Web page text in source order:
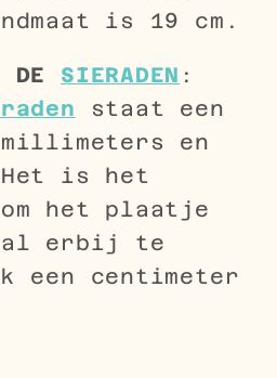
is 19 cm.
DE SIERADEN :
staat een
en
Het is het
het plaatje
erbij te
een centimeter